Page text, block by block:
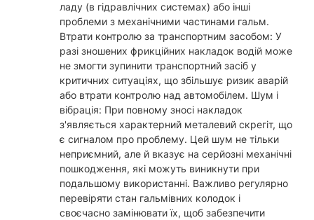
ладу (в гідравлічних системах) або інші
проблеми з механічними частинами гальм.
Втрати контролю за транспортним засобом: У
разі зношених фрикційних накладок водій може
не змогти зупинити транспортний засіб у
критичних ситуаціях, що збільшує ризик аварій
або втрати контролю над автомобілем. Шум і
вібрація: При повному зносі накладок
з'являється характерний металевий скрегіт, що
є сигналом про проблему. Цей шум не тільки
неприємний, але й вказує на серйозні механічні
пошкодження, які можуть виникнути при
подальшому використанні. Важливо регулярно
перевіряти стан гальмівних колодок і
своєчасно замінювати їх, щоб забезпечити